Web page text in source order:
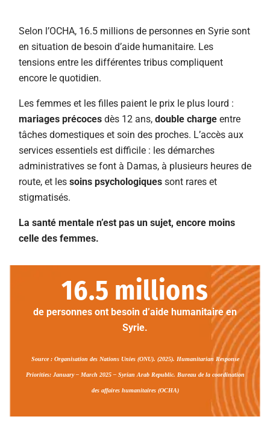
Selon l’OCHA, 16.5 millions de personnes en Syrie sont
en situation de besoin d’aide humanitaire. Les
tensions entre les différentes tribus compliquent
encore le quotidien.
Les femmes et les filles paient le prix le plus lourd :
mariages précoces dès 12 ans, double charge entre
tâches domestiques et soin des proches. L’accès aux
services essentiels est difficile : les démarches
administratives se font à Damas, à plusieurs heures de
route, et les soins psychologiques sont rares et
stigmatisés.
La santé mentale n’est pas un sujet, encore moins
celle des femmes.
16.5 millions
de personnes ont besoin d’aide humanitaire en
Syrie.
Source : Organisation des Nations Unies (ONU). (2025). Humanitarian Response
Priorities: January – March 2025 – Syrian Arab Republic. Bureau de la coordination
des affaires humanitaires (OCHA)